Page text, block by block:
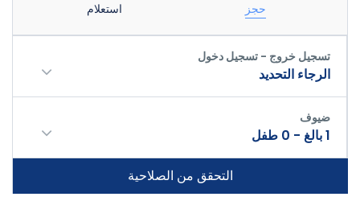
حجز استعلام
تسجيل خروج - تسجيل دخول
الرجاء التحديد
ضيوف
1بالغ -
0 طفل
التحقق من الصلاحية